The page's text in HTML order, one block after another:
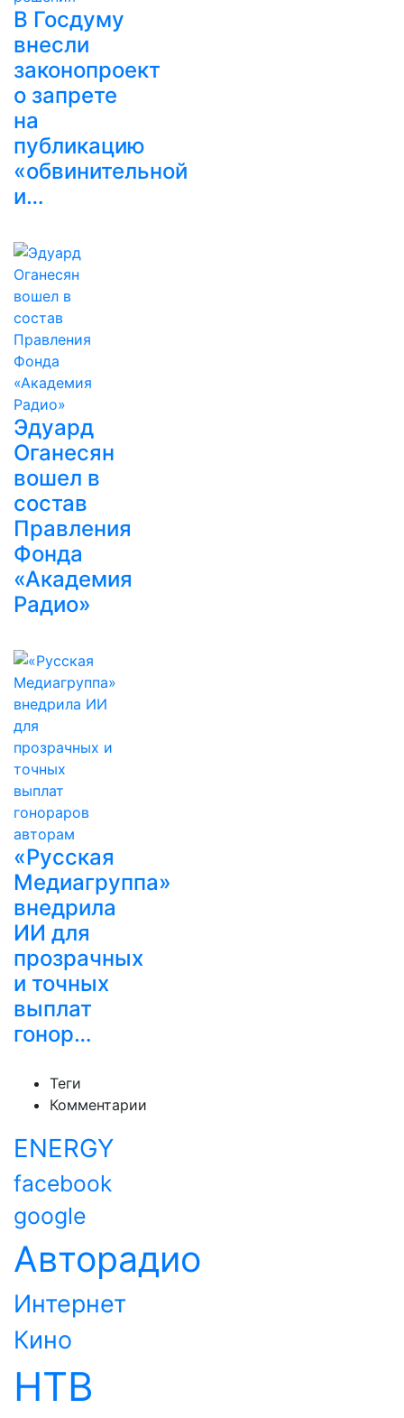
В Госдуму
внесли
законопроект
о запрете
на
публикацию
«обвинительной
и…
Эдуард
Оганесян
вошел в
состав
Правления
Фонда
«Академия
Радио»
«Русская
Медиагруппа»
внедрила
ИИ для
прозрачных
и точных
выплат
гонор…
Теги
Комментарии
ENERGY
facebook
google
Авторадио
Интернет
Кино
НТВ